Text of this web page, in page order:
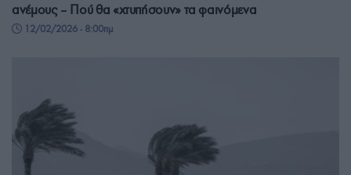
ανέμους – Πού θα «χτυπήσουν» τα φαινόμενα
12/02/2026 - 8:00πμ